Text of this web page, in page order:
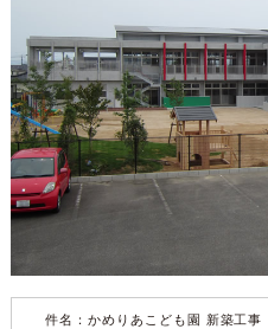
件名：かめりあこども園 新築工事